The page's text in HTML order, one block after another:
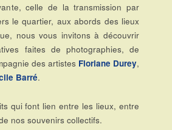
celle de la transmission par
le quartier, aux abords des lieux
nous vous invitons à découvrir
faites de photographies, de
des artistes Floriane Durey,
Barré.
qui font lien entre les lieux, entre
nos souvenirs collectifs.